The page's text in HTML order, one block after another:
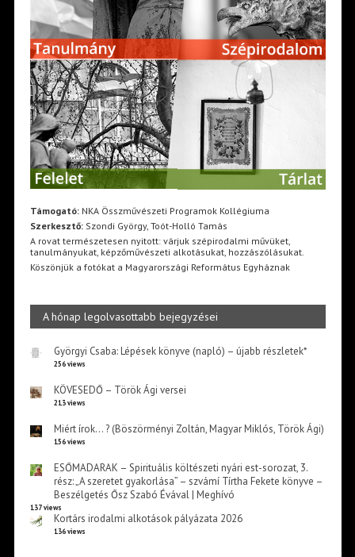
Támogató:NKA Összművészeti Programok Kollégiuma
Szerkesztő:Szondi György, Toót-Holló Tamás
A rovat természetesen nyitott: várjuk szépirodalmi művüket,
tanulmányukat, képzőművészeti alkotásukat, hozzászólásukat.
Köszönjük a fotókat a Magyarországi Református Egyháznak
A hónap legolvasottabb bejegyzései
Györgyi Csaba: Lépések könyve (napló) – újabb részletek*
256 views
KÖVESEDŐ – Török Ági versei
213 views
Miért írok… ? (Böszörményi Zoltán, Magyar Miklós, Török Ági)
156 views
ESŐMADARAK – Spirituális költészeti nyári est-sorozat, 3.
rész: „A szeretet gyakorlása” – szvámí Tírtha Fekete könyve –
Beszélgetés Ősz Szabó Évával | Meghívó
137 views
Kortárs irodalmi alkotások pályázata 2026
136 views